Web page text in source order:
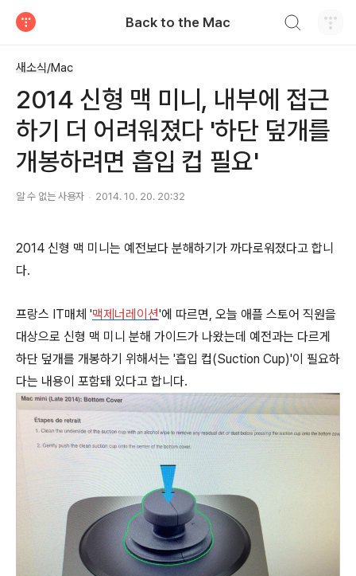
Back to the Mac
새소식/Mac
2014 신형 맥 미니, 내부에 접근
하기 더 어려워졌다 '하단 덮개를
개봉하려면 흡입 컵 필요'
알 수 없는 사용자 2014. 10. 20. 20:32
2014 신형 맥 미니는 예전보다 분해하기가 까다로워졌다고 합니
다.
프랑스 IT매체 '맥제너레이션'에 따르면, 오늘 애플 스토어 직원을
대상으로 신형 맥 미니 분해 가이드가 나왔는데 예전과는 다르게
하단 덮개를 개봉하기 위해서는 '흡입 컵(Suction Cup)'이 필요하
다는 내용이 포함돼 있다고 합니다.